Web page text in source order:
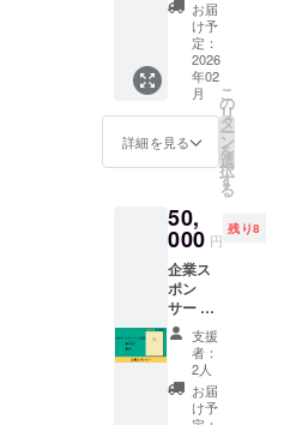
※通常販
売価格
は1冊
5,000円
の予定
です
税込み
1冊あた
り4,300
円の上
乗せ支
援で、
冊数を
増やせ
で、冊
数を増
やせま
す！
4,300円
上乗せ
＝11冊
お届け
8,600円
上乗せ
＝12冊
ノー
ト）
に、お
名前を
掲載い
たしま
す。 ま
た、
HAPPA
NOTE（
ハッパ
ノー
ト）完
成版を1
冊お送
りいた
しま
す。 ※
掲載箇
所はこ
お届
け予
定：
2026
年02
月
詳細を見る
こ
の
リ
タ
ー
ン
を
選
択
す
る
50,
000 円
残り8
企業ス
ポン
サー お
名前＋
URLを
HAPPA
NOTE（
支援
者：
2人
お届
け予